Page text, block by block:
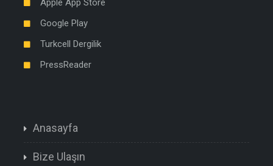
Apple App Store
Google Play
Turkcell Dergilik
PressReader
Anasayfa
Bize Ulaşın